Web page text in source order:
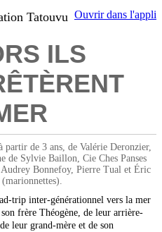
Ouvrir dans l'appli
Tatouvu
ILS
partir de 3 ans, de Valérie Deronzier,
de Sylvie Baillon, Cie Ches Panses
Audrey Bonnefoy, Pierre Tual et Éric
trip inter-générationnel vers la mer
frère Théogène, de leur arrière-
leur grand-mère et de son